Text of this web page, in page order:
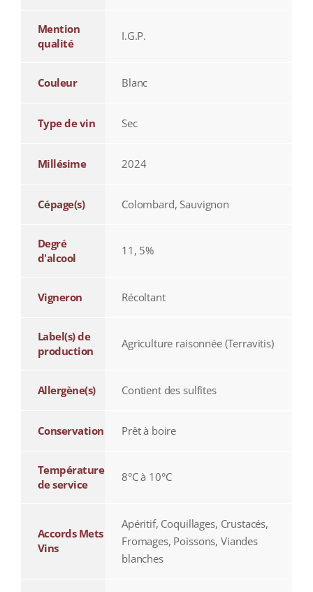
Mention
qualité
I.G.P.
Couleur Blanc
Type de vin Sec
Millésime 2024
Cépage(s) Colombard, Sauvignon
Degré
d'alcool
11, 5%
Vigneron Récoltant
Label(s) de
production
Agriculture raisonnée (Terravitis)
Allergène(s) Contient des sulfites
Conservation Prêt à boire
Température
de service
8°C à 10°C
Accords Mets
Vins
Apéritif, Coquillages, Crustacés,
Fromages, Poissons, Viandes
blanches